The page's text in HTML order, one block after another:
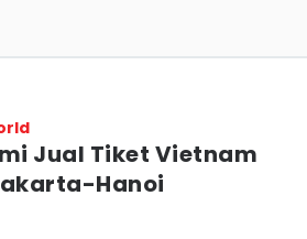
Jual Tiket Vietnam
Hanoi